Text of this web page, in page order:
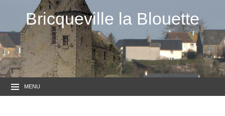
Bricqueville la Blouette
MENU